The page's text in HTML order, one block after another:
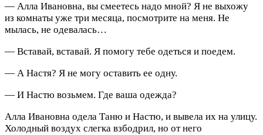
— Алла Ивановна, вы смеетесь надо мной? Я не выхожу
из комнаты уже три месяца, посмотрите на меня. Не
мылась, не одевалась…
— Вставай, вставай. Я помогу тебе одеться и поедем.
— А Настя? Я не могу оставить ее одну.
— И Настю возьмем. Где ваша одежда?
Алла Ивановна одела Таню и Настю, и вывела их на улицу.
Холодный воздух слегка взбодрил, но от него